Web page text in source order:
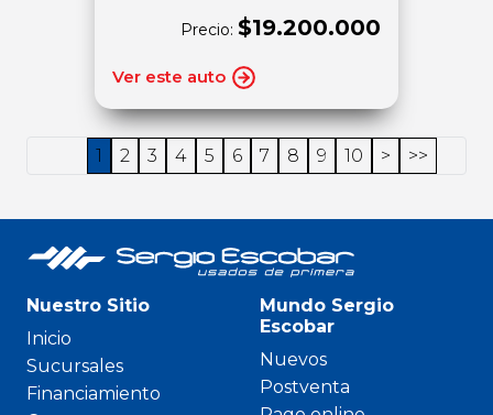
Precio: $19.200.000
Ver este auto
1 2 3 4 5 6 7 8 9 10 > >>
Nuestro Sitio
Inicio
Sucursales
Financiamiento
Mundo Sergio
Escobar
Nuevos
Postventa